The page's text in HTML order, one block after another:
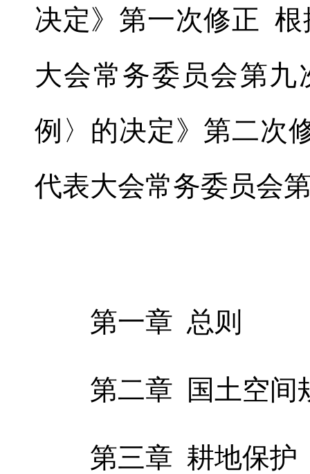
决定》第一次修正 根
大会常务委员会第
例〉的决定》第二次
代表大会常务委员会
第一章 总则
第二章 国土空间
第三章 耕地保护